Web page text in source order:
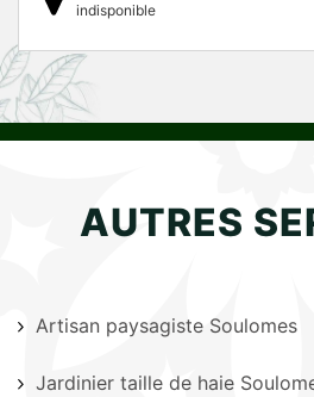
indisponible
AUTRES
Artisan paysagiste Soulomes
Jardinier taille de haie